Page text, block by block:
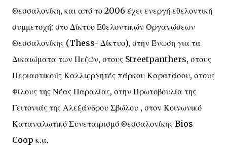
Θεσσαλονίκη, και από το 2006 έχει ενεργή εθελοντική
συμμετοχή: στο Δίκτυο Εθελοντικών Οργανώσεων
Θεσσαλονίκης (Thess- Δίκτυο), στην Ένωση για τα
Δικαιώματα των Πεζών, στους Streetpanthers, στους
Περιαστικούς Καλλιεργητές πάρκου Καρατάσου, στους
Φίλους της Νέας Παραλίας, στην Πρωτοβουλία της
Γειτονιάς της Αλεξάνδρου Σβώλου , στον Κοινωνικό
Καταναλωτικό Συνεταιρισμό Θεσσαλονίκης Bios
Coop κ.α.